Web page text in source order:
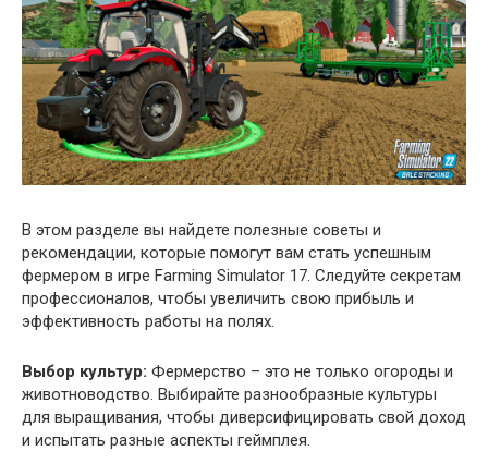
В этом разделе вы найдете полезные советы и
рекомендации, которые помогут вам стать успешным
фермером в игре Farming Simulator 17. Следуйте секретам
профессионалов, чтобы увеличить свою прибыль и
эффективность работы на полях.
Выбор культур: Фермерство – это не только огороды и
животноводство. Выбирайте разнообразные культуры
для выращивания, чтобы диверсифицировать свой доход
и испытать разные аспекты геймплея.